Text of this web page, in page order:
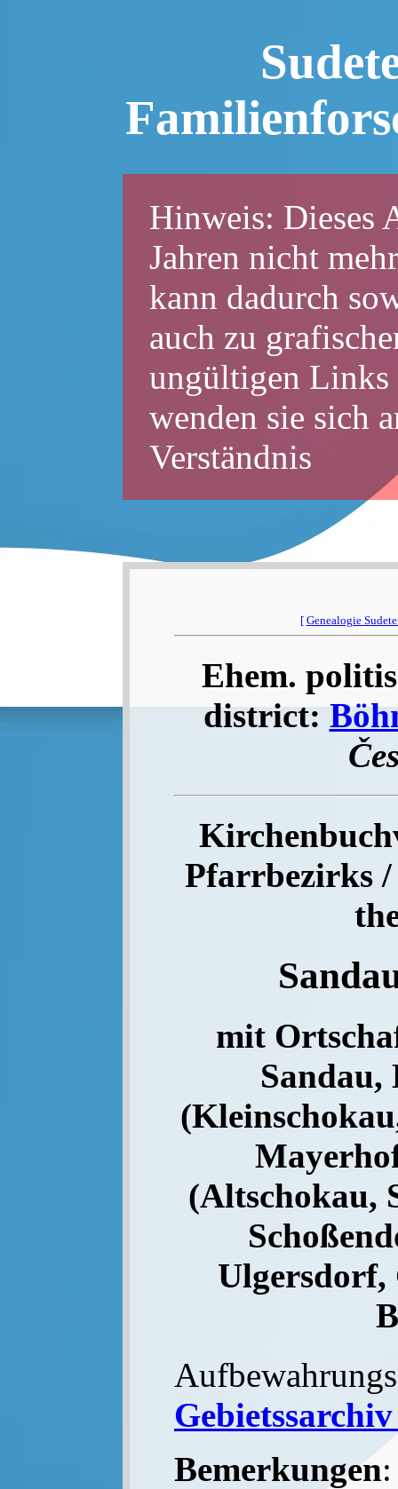
Hinweis: Dieses
Jahren nicht
kann dadurch
auch zu
ungültigen Links
wenden sie sich
Verständnis
[ Genealogie
Ehem.
district:
Pfarrbezirks
mit
Sandau,
(Altschokau,
Bemerkungen: